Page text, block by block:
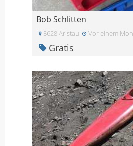
Bob Schlitten
5628 Aristau Vor einem
Gratis